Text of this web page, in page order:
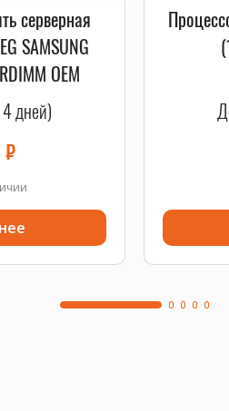
серверная
SAMSUNG
OEM
дней)
₽